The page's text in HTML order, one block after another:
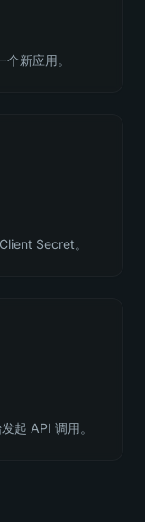
新应用。
Secret。
起 API 调用。